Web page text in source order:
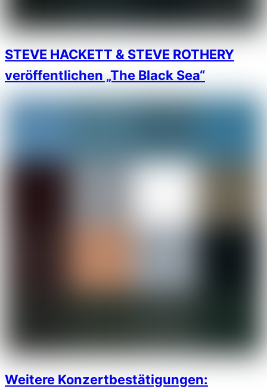
STEVE HACKETT & STEVE ROTHERY
veröffentlichen „The Black Sea“
Weitere Konzertbestätigungen: